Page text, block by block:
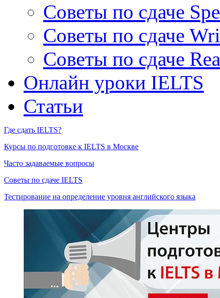
Советы по сдаче
Советы по сдаче
Советы по сдаче
Онлайн уроки IELTS
Статьи
Где сдать IELTS?
Курсы по подготовке к IELTS в Москве
Часто задаваемые вопросы
Советы по сдаче IELTS
Тестирование на определение уровня английского языка